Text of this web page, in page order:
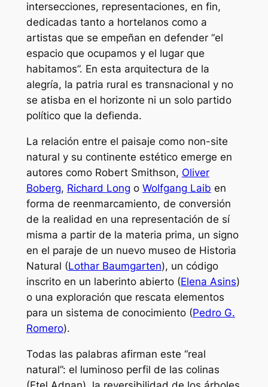
intersecciones, representaciones, en fin,
dedicadas tanto a hortelanos como a
artistas que se empeñan en defender “el
espacio que ocupamos y el lugar que
habitamos”. En esta arquitectura de la
alegría, la patria rural es transnacional y no
se atisba en el horizonte ni un solo partido
político que la defienda.
La relación entre el paisaje como non-site
natural y su continente estético emerge en
autores como Robert Smithson, Oliver
Boberg, Richard Long o Wolfgang Laib en
forma de reenmarcamiento, de conversión
de la realidad en una representación de sí
misma a partir de la materia prima, un signo
en el paraje de un nuevo museo de Historia
Natural (Lothar Baumgarten), un código
inscrito en un laberinto abierto (Elena Asins)
o una exploración que rescata elementos
para un sistema de conocimiento (Pedro G.
Romero).
Todas las palabras afirman este “real
natural”: el luminoso perfil de las colinas